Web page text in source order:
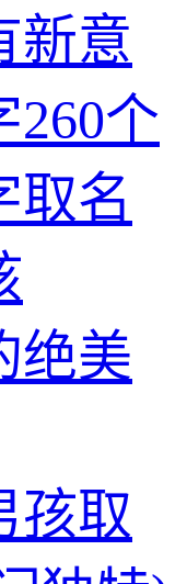
新意
260个
取名
绝美
孩取